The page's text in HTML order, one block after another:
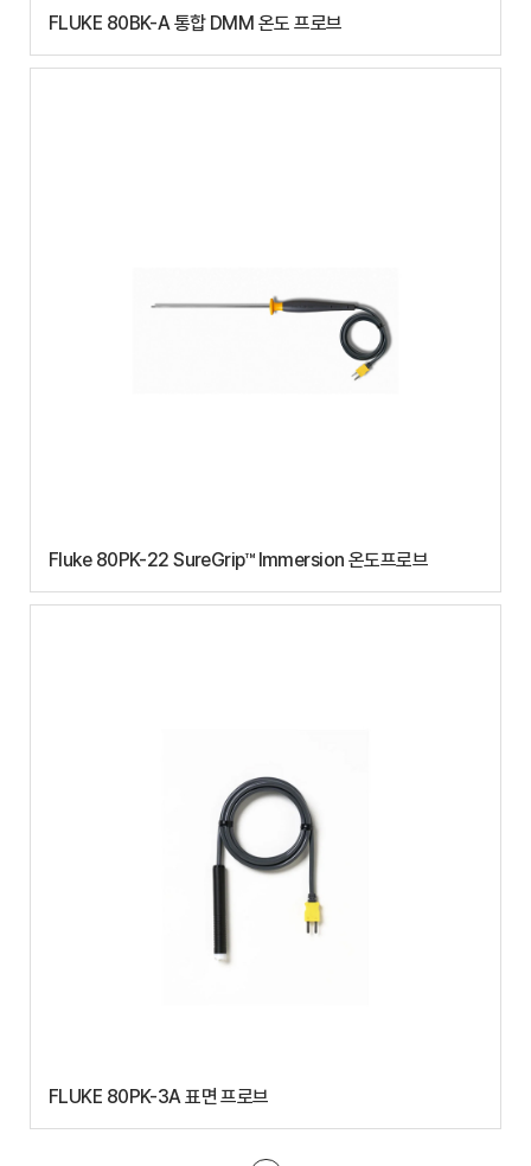
FLUKE 80BK-A 통합 DMM 온도 프로브
Fluke 80PK-22 SureGrip™ Immersion 온도프로브
FLUKE 80PK-3A 표면 프로브